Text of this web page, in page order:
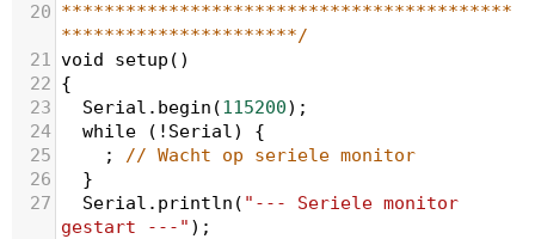
20 ******************************************
**********************/
21 void setup ()
22 {
23
Serial . begin (115200);
24
while ( ! Serial) {
25
; // Wacht op seriele monitor
26
  }
27
Serial . println ( "--- Seriele monitor
gestart ---" );